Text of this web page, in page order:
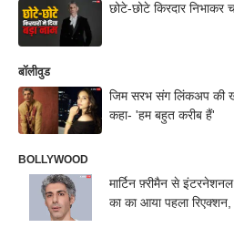
छोटे-छोटे किरदार निभाकर
बॉलीवुड
जिम सरभ संग लिंकअप की
कहा- 'हम बहुत करीब हैं'
BOLLYWOOD
मार्टिन फ़्रीमैन से
का का आया पहला